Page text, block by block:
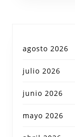
agosto 2026
julio 2026
junio 2026
mayo 2026